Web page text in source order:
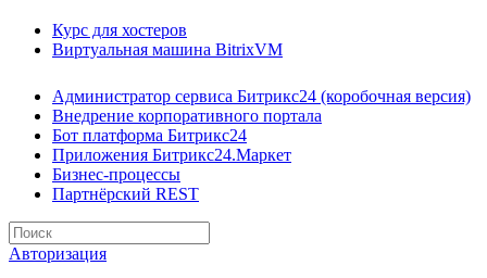
Курс для хостеров
Виртуальная машина BitrixVM
Администратор сервиса Битрикс24 (коробочная версия)
Внедрение корпоративного портала
Бот платформа Битрикс24
Приложения Битрикс24.Маркет
Бизнес-процессы
Партнёрский REST
Авторизация